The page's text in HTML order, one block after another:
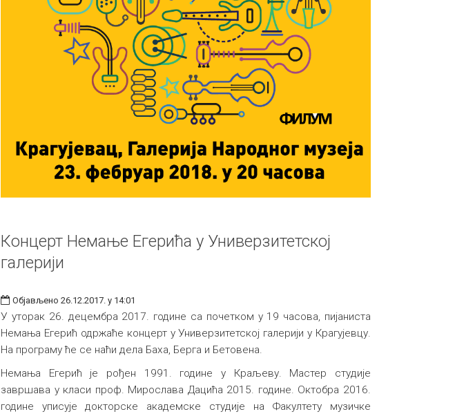
Концерт Немање Егерића у Универзитетској
галерији
Објављено 26.12.2017. у 14:01
У уторак 26. децембра 2017. године са почетком у 19 часова, пијаниста
Немања Егерић одржаће концерт у Универзитетској галерији у Крагујевцу.
На програму ће се наћи дела Баха, Берга и Бетовена.
Немања Егерић је рођен 1991. године у Краљеву. Мастер студије
завршава у класи проф. Мирослава Дацића 2015. године. Октобра 2016.
године уписује докторске академске студије на Факултету музичке